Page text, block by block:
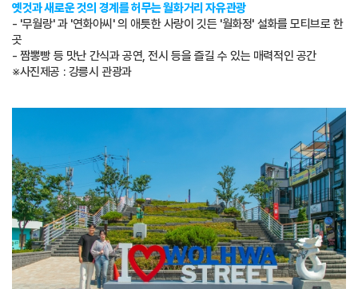
옛것과 새로운 것의 경계를 허무는 월화거리 자유관광
- '무월랑' 과 '연화아씨' 의 애틋한 사랑이 깃든 '월화정' 설화를 모티브로 한
곳
- 짬뽕빵 등 맛난 간식과 공연, 전시 등을 즐길 수 있는 매력적인 공간
※사진제공 : 강릉시 관광과